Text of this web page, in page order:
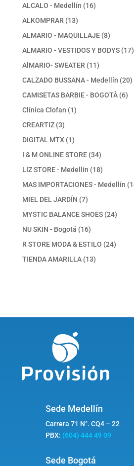
ALCALO - Medellín 1616
ALKOMPRAR 1313
productos
ALMARIO - MAQUILLAJE 88
ALMARIO - VESTIDOS Y BODYS 17
AlMARIO- SWEATER 1111
productos
CALZADO BUSSANA - Medellín 2020
CAMISETAS BARBIE - BOGOTÀ 66
Clínica Clofan 11
CREARTIZ 33
productos
DIGITAL MTX 11
producto
I & M ONLINE STORE 3434
productos
LIZ STORE - Medellín 1818
productos
MAS IMPORTACIONES - Medellín
MIEL DEL JARDÍN 77
productos
MYSTIC BALANCE SHOES 2424
NU SKIN - Bogotá 1616
productos
R STORE MODA & ESTILO 2424
TIENDA AMARILLA 1313
Sede Medellín
Carrera 71 N°. CQ4 – 22
PBX: (604) 444 49 09
Sede Bogotá